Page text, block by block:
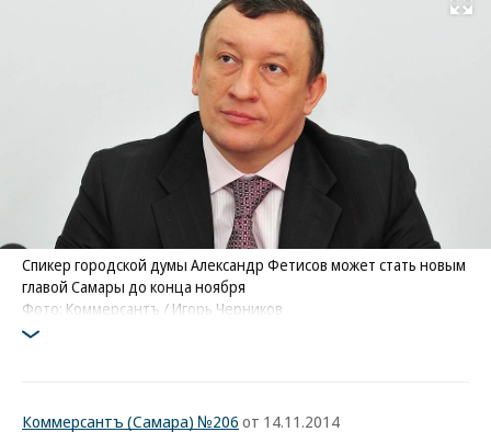
Развернуть
Спикер городской думы Александр Фетисов может стать новым
главой Самары до конца ноября
Фото: Коммерсантъ / Игорь Черников
Коммерсантъ (Самара) №206 от 14.11.2014